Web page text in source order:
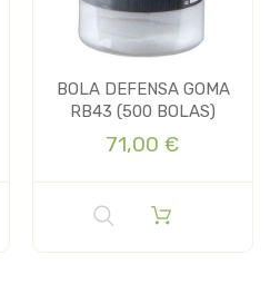
BOLA DEFENSA GOMA
RB43 (500 BOLAS)
71,00 €